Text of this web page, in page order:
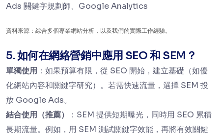
Ads 關鍵字規劃師、Google Analytics
資料來源：綜合多個專業網站分析，以及我們的實際工作經驗。
5. 如何在網絡營銷中應用 SEO 和 SEM？
單獨使用 ：如果預算有限，從 SEO 開始，建立基礎（如優
化網站內容和關鍵字研究）。若需快速流量，選擇 SEM 投
放 Google Ads。
結合使用（推薦）
：SEM 提供短期曝光，同時用 SEO 累積
長期流量。例如，用 SEM 測試關鍵字效能，再將有效關鍵